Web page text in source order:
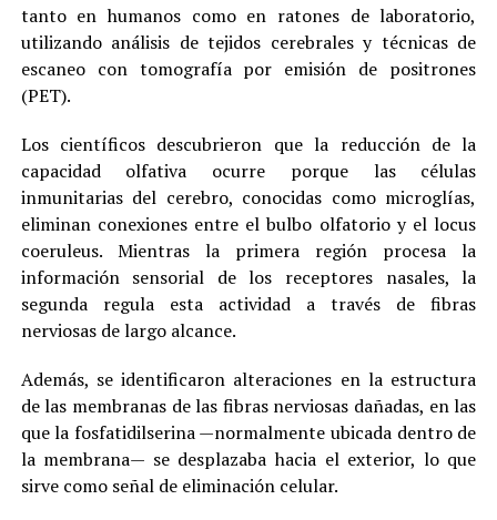
tanto en humanos como en ratones de laboratorio,
utilizando análisis de tejidos cerebrales y técnicas de
escaneo con tomografía por emisión de positrones
(PET).
Los científicos descubrieron que la reducción de la
capacidad olfativa ocurre porque las células
inmunitarias del cerebro, conocidas como microglías,
eliminan conexiones entre el bulbo olfatorio y el locus
coeruleus. Mientras la primera región procesa la
información sensorial de los receptores nasales, la
segunda regula esta actividad a través de fibras
nerviosas de largo alcance.
Además, se identificaron alteraciones en la estructura
de las membranas de las fibras nerviosas dañadas, en las
que la fosfatidilserina —normalmente ubicada dentro de
la membrana— se desplazaba hacia el exterior, lo que
sirve como señal de eliminación celular.